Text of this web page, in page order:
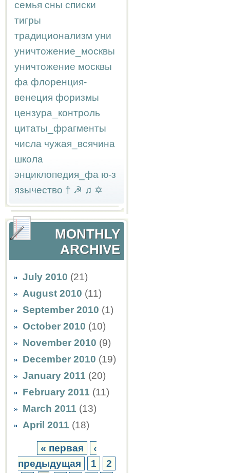
семья сны списки
тигры
традиционализм уни
уничтожение_москвы
уничтожение москвы
фа флоренция-
венеция форизмы
цензура_контроль
цитаты_фрагменты
числа чужая_всячина
школа
энциклопедия_фа ю-з
язычество † ☭ ♫ ✡
MONTHLY
ARCHIVE
July 2010 (21)
August 2010 (11)
September 2010 (1)
October 2010 (10)
November 2010 (9)
December 2010 (19)
January 2011 (20)
February 2011 (11)
March 2011 (13)
April 2011 (18)
« первая
‹
предыдущая
1
2